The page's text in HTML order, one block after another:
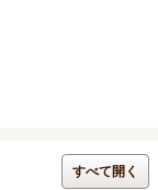
すべて開く